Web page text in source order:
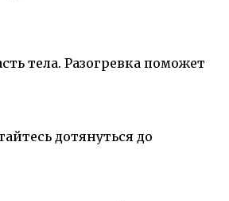
тела. Разогревка поможет
дотянуться до